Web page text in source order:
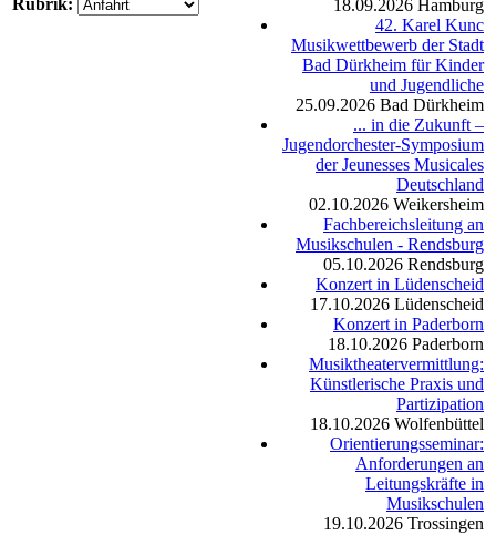
18.09.2026 Hamburg
42. Karel Kunc
Musikwettbewerb der Stadt
Bad Dürkheim für Kinder
und Jugendliche
25.09.2026 Bad Dürkheim
... in die Zukunft –
Jugendorchester-Symposium
der Jeunesses Musicales
Deutschland
02.10.2026 Weikersheim
Fachbereichsleitung an
Musikschulen - Rendsburg
05.10.2026 Rendsburg
Konzert in Lüdenscheid
17.10.2026 Lüdenscheid
Konzert in Paderborn
18.10.2026 Paderborn
Musiktheatervermittlung:
Künstlerische Praxis und
Partizipation
18.10.2026 Wolfenbüttel
Orientierungsseminar:
Anforderungen an
Leitungskräfte in
Musikschulen
19.10.2026 Trossingen